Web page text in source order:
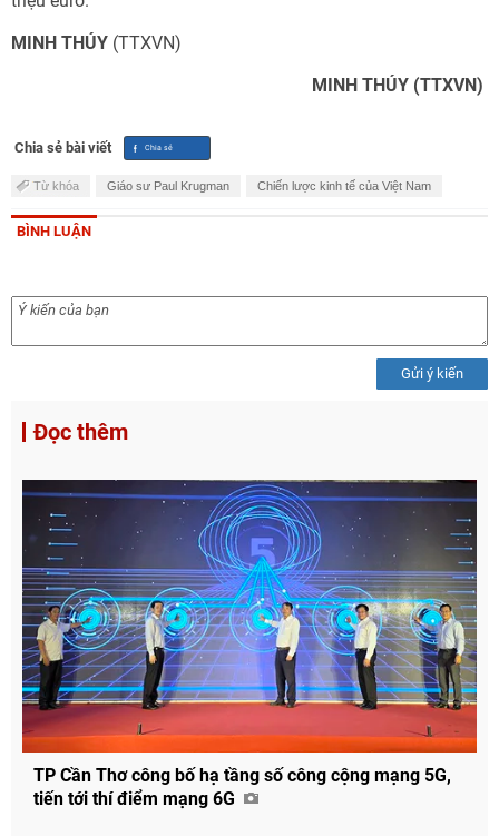
MINH THÚY (TTXVN)
MINH THÚY (TTXVN)
Chia sẻ bài viết
Từ khóa Giáo sư Paul Krugman Chiến lược kinh tế của Việt Nam
BÌNH LUẬN
Gửi ý kiến
Đọc thêm
TP Cần Thơ công bố hạ tầng số công cộng mạng 5G,
tiến tới thí điểm mạng 6G